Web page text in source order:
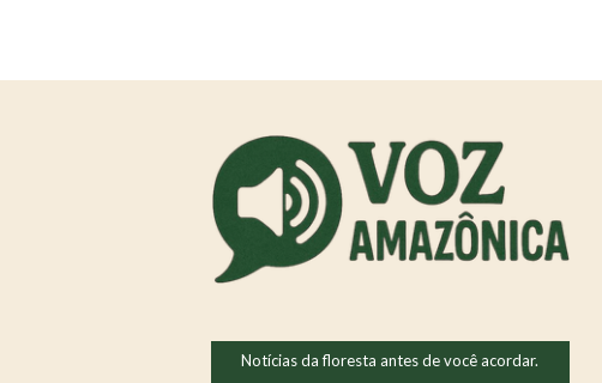
Notícias da floresta antes de você acordar.